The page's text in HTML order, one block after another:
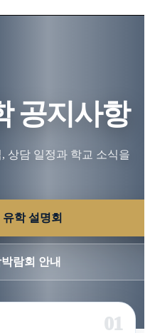
공지사항
상담 일정과 학교 소식을
학 설명회
람회 안내